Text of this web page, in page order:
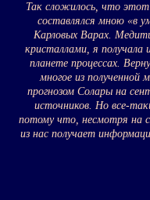
Так сложилось, что этот
составлялся мною «в
Карловых Варах.
кристаллами, я
планете процессах.
многое из полученной
прогнозом Солары на
источников. Но все-
потому что, несмотря на
из нас получает